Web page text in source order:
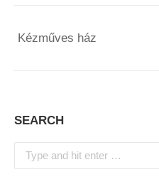
Kézműves ház
SEARCH
Search: